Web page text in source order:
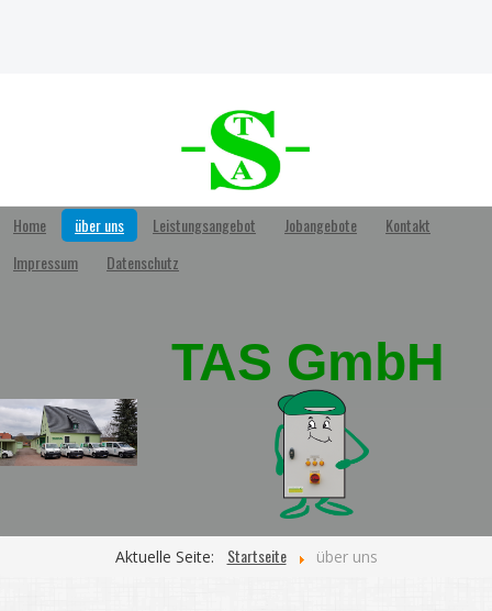
Home über uns Leistungsangebot Jobangebote
Kontakt
Impressum
Datenschutz
TAS GmbH
Aktuelle Seite: Startseite über uns